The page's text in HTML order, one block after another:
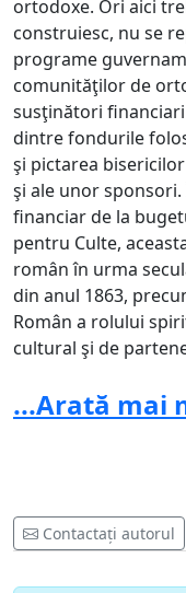
ortodoxe. Ori aici
construiesc, nu se
programe
comunităţilor de
susţinători
dintre fondurile
şi pictarea
şi ale unor
financiar de la
pentru Culte,
român în urma
din anul 1863,
Român a rolului
cultural şi de
Pe site-ul public al
majorităţii
reglementărilor din
prin care se interzic
...Arată mai
Contactați autorul